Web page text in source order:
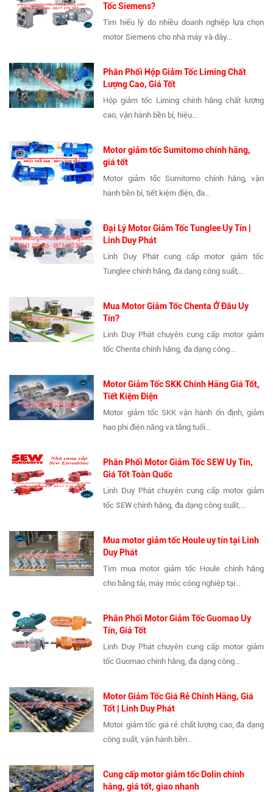
Tốc Siemens?
Tìm hiểu lý do nhiều doanh nghiệp lựa chọn
motor Siemens cho nhà máy và dây...
Phân Phối Hộp Giảm Tốc Liming Chất
Lượng Cao, Giá Tốt
Hộp giảm tốc Liming chính hãng chất lượng
cao, vận hành bền bỉ, hiệu...
Motor giảm tốc Sumitomo chính hãng,
giá tốt
Motor giảm tốc Sumitomo chính hãng, vận
hành bền bỉ, tiết kiệm điện, đa...
Đại Lý Motor Giảm Tốc Tunglee Uy Tín |
Linh Duy Phát
Linh Duy Phát cung cấp motor giảm tốc
Tunglee chính hãng, đa dạng công suất,...
Mua Motor Giảm Tốc Chenta Ở Đâu Uy
Tín?
Linh Duy Phát chuyên cung cấp motor giảm
tốc Chenta chính hãng, đa dạng công...
Motor Giảm Tốc SKK Chính Hãng Giá Tốt,
Tiết Kiệm Điện
Motor giảm tốc SKK vận hành ổn định, giảm
hao phí điện năng và tăng tuổi...
Phân Phối Motor Giảm Tốc SEW Uy Tín,
Giá Tốt Toàn Quốc
Linh Duy Phát chuyên cung cấp motor giảm
tốc SEW chính hãng, đa dạng công suất,...
Mua motor giảm tốc Houle uy tín tại Linh
Duy Phát
Tìm mua motor giảm tốc Houle chính hãng
cho băng tải, máy móc công nghiệp tại...
Phân Phối Motor Giảm Tốc Guomao Uy
Tín, Giá Tốt
Linh Duy Phát chuyên cung cấp motor giảm
tốc Guomao chính hãng, đa dạng công...
Motor Giảm Tốc Giá Rẻ Chính Hãng, Giá
Tốt | Linh Duy Phát
Motor giảm tốc giá rẻ chất lượng cao, đa dạng
công suất, vận hành bền...
Cung cấp motor giảm tốc Dolin chính
hãng, giá tốt, giao nhanh